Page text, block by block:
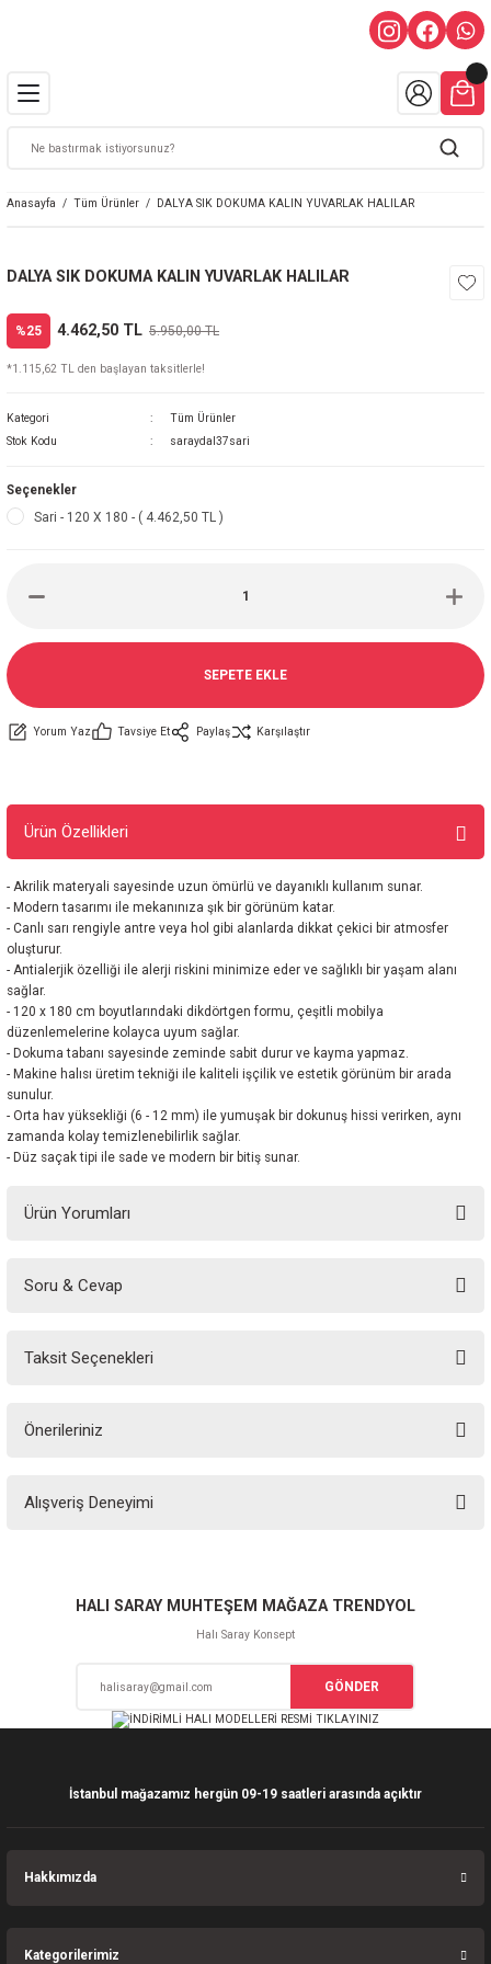
Anasayfa Tüm Ürünler DALYA SIK DOKUMA KALIN YUVARLAK HALILAR
DALYA SIK DOKUMA KALIN YUVARLAK HALILAR
%25 4.462,50 TL 5.950,00 TL
*1.115,62 TL den başlayan taksitlerle!
Kategori
Tüm Ürünler
Stok Kodu
saraydal37sari
Seçenekler
Sari - 120 X 180 - ( 4.462,50 TL )
SEPETE EKLE
Yorum Yaz Tavsiye Et Paylaş Karşılaştır
Ürün Özellikleri
- Akrilik materyali sayesinde uzun ömürlü ve dayanıklı kullanım sunar.
- Modern tasarımı ile mekanınıza şık bir görünüm katar.
- Canlı sarı rengiyle antre veya hol gibi alanlarda dikkat çekici bir atmosfer
oluşturur.
- Antialerjik özelliği ile alerji riskini minimize eder ve sağlıklı bir yaşam alanı
sağlar.
- 120 x 180 cm boyutlarındaki dikdörtgen formu, çeşitli mobilya
düzenlemelerine kolayca uyum sağlar.
- Dokuma tabanı sayesinde zeminde sabit durur ve kayma yapmaz.
- Makine halısı üretim tekniği ile kaliteli işçilik ve estetik görünüm bir arada
sunulur.
- Orta hav yüksekliği (6 - 12 mm) ile yumuşak bir dokunuş hissi verirken, aynı
zamanda kolay temizlenebilirlik sağlar.
- Düz saçak tipi ile sade ve modern bir bitiş sunar.
Ürün Yorumları
Soru & Cevap
Taksit Seçenekleri
Önerileriniz
yetersiz gördüğünüz noktaları öneri formunu kullanarak tarafımıza
Ürün resmi kalitesiz, bozuk veya görüntülenemiyor.
Ürün açıklamasında eksik bilgiler bulunuyor.
Bu ürüne benzer farklı alternatifler olmalı.
Alışveriş Deneyimi
Sitemize ilk yorumu siz yapın!
HALI SARAY MUHTEŞEM MAĞAZA TRENDYOL
Halı Saray Konsept
GÖNDER
İstanbul mağazamız hergün 09-19 saatleri arasında açıktır
Hakkımızda
Kategorilerimiz